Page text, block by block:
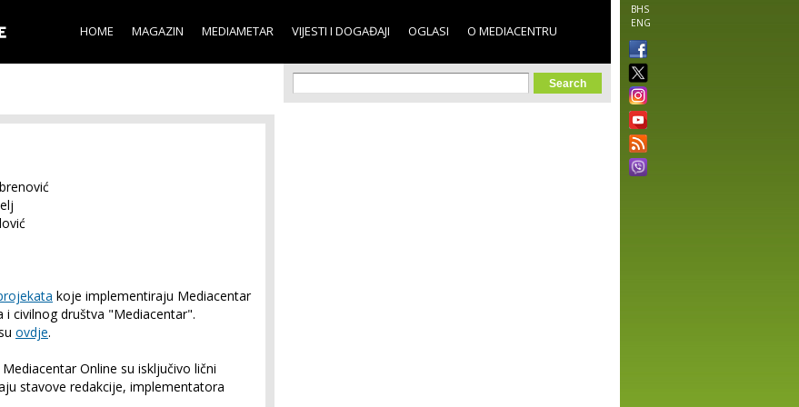
main
content
BHS
ENG
HOME MAGAZIN MEDIAMETAR VIJESTI I DOGAĐAJI OGLASI O MEDIACENTRU
koje implementiraju Mediacentar
civilnog društva "Mediacentar".
ovdje.
Online su isključivo lični
stavove redakcije, implementatora
Search form
Search